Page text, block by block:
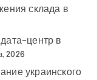
склада в
центр в
2026
украинского